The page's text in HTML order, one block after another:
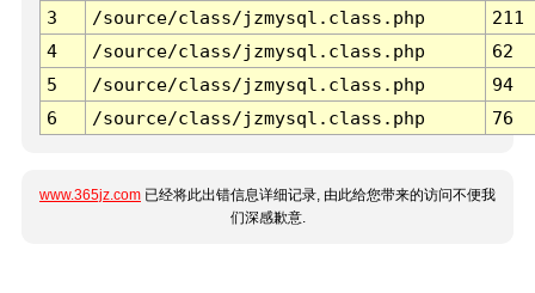
3 /source/class/jzmysql.class.php
211
4
/source/class/jzmysql.class.php
62
5
/source/class/jzmysql.class.php
94
6
/source/class/jzmysql.class.php 76
www.365jz.com 已经将此出错信息详细记录, 由此给您带来的访问不便我
们深感歉意.